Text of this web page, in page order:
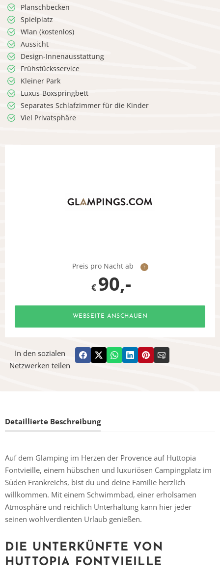
Planschbecken
Spielplatz
Wlan (kostenlos)
Aussicht
Design-Innenausstattung
Frühstücksservice
Kleiner Park
Luxus-Boxspringbett
Separates Schlafzimmer für die Kinder
Viel Privatsphäre
Preis pro Nacht ab ?
€ 90,-
WEBSEITE ANSCHAUEN
In den sozialen
Netzwerken teilen
Detaillierte Beschreibung
Auf dem Glamping im Herzen der Provence auf Huttopia
Fontvieille, einem hübschen und luxuriösen Campingplatz im
Süden Frankreichs, bist du und deine Familie herzlich
willkommen. Mit einem Schwimmbad, einer erholsamen
Atmosphäre und reichlich Unterhaltung kann hier jeder
seinen wohlverdienten Urlaub genießen.
DIE UNTERKÜNFTE VON
HUTTOPIA FONTVIEILLE